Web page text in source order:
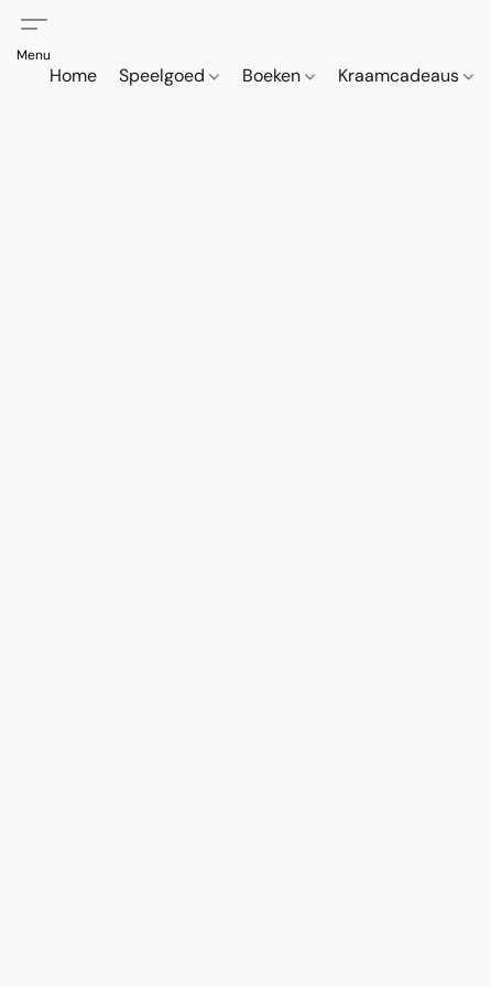
Home Speelgoed Boeken Kraamcadeaus